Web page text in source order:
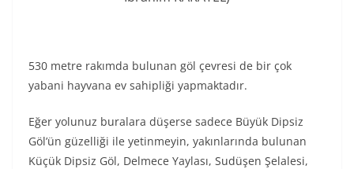
530 metre rakımda bulunan göl çevresi de bir çok
yabani hayvana ev sahipliği yapmaktadır.
Eğer yolunuz buralara düşerse sadece Büyük Dipsiz
Göl’ün güzelliği ile yetinmeyin, yakınlarında bulunan
Küçük Dipsiz Göl, Delmece Yaylası, Sudüşen Şelalesi,